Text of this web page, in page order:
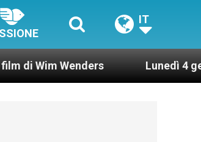
IT
Lunedì 4 gennaio 2021: